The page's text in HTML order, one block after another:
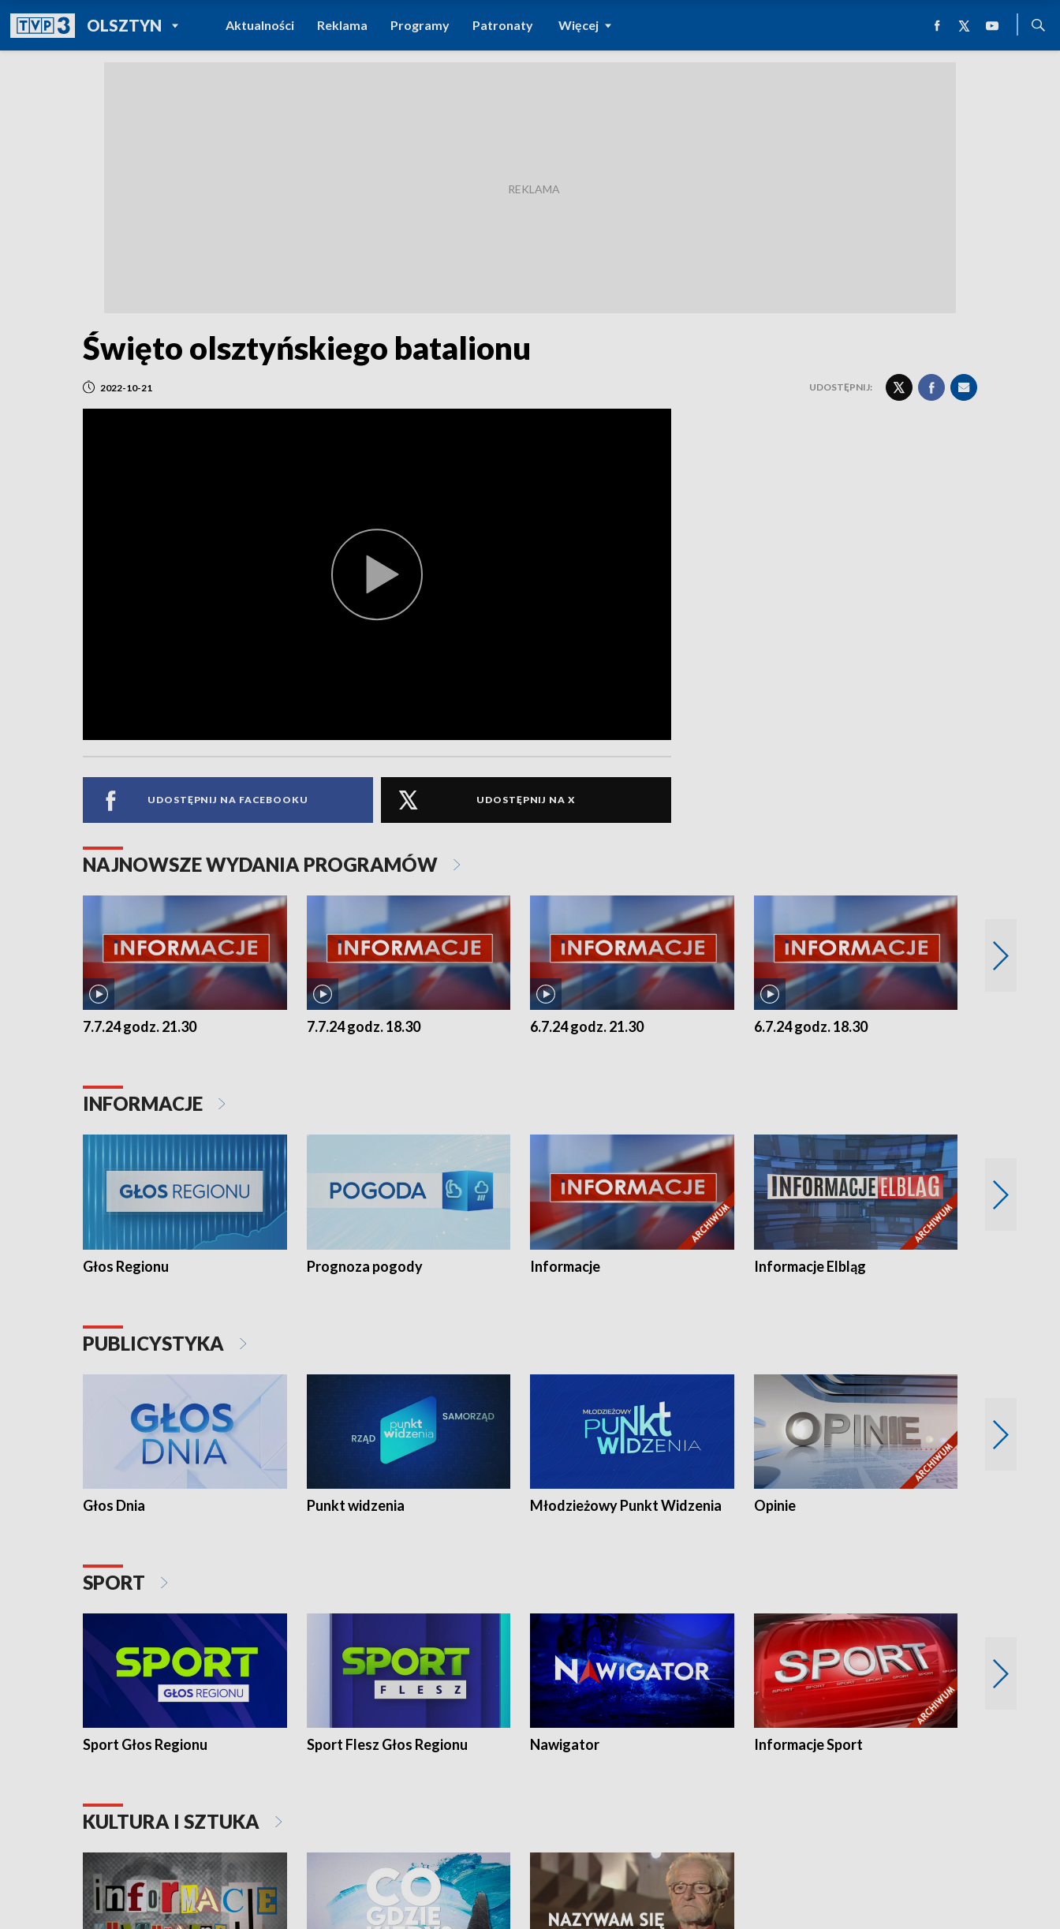
OLSZTYNPOWRÓT DO
TVP REGIONY
Aktualności Reklama Programy Patronaty Więcej
Święto olsztyńskiego batalionu
2022-10-21 UDOSTĘPNIJ:
UDOSTĘPNIJ NA FACEBOOKU UDOSTĘPNIJ NA X
NAJNOWSZE WYDANIA PROGRAMÓW
7.7.24 godz. 21.30 7.7.24 godz. 18.30 6.7.24 godz. 21.30 6.7.24 godz. 18.30
INFORMACJE
Głos Regionu Prognoza pogody Informacje Informacje Elbląg
PUBLICYSTYKA
Głos Dnia Punkt widzenia Młodzieżowy Punkt Widzenia Opinie
SPORT
Sport Głos Regionu Sport Flesz Głos Regionu Nawigator Informacje Sport
KULTURA I SZTUKA